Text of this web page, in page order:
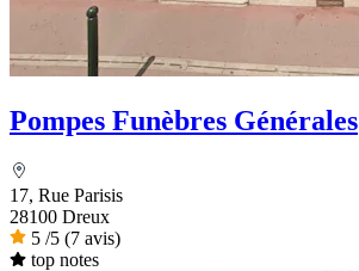
Pompes Funèbres Générales
17, Rue Parisis
28100 Dreux
5 /5 (7 avis)
top notes